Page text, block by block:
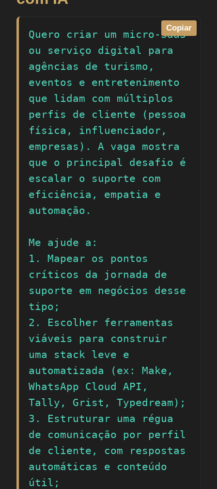
Copiar
Quero criar um micro-SaaS
ou serviço digital para
agências de turismo,
eventos e entretenimento
que lidam com múltiplos
perfis de cliente (pessoa
física, influenciador,
empresas). A vaga mostra
que o principal desafio é
escalar o suporte com
eficiência, empatia e
automação.
Me ajude a:
1. Mapear os pontos
críticos da jornada de
suporte em negócios desse
tipo;
2. Escolher ferramentas
viáveis para construir
uma stack leve e
automatizada (ex: Make,
WhatsApp Cloud API,
Tally, Grist, Typedream);
3. Estruturar uma régua
de comunicação por perfil
de cliente, com respostas
automáticas e conteúdo
útil;